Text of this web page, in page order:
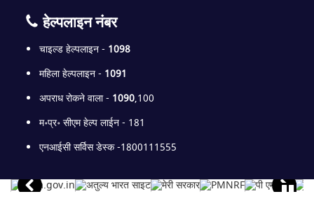
हेल्पलाइन नंबर
चाइल्ड हेल्पलाइन - 1098
महिला हेल्पलाइन - 1091
अपराध रोकने वाला - 1090,100
म॰प्र॰ सीएम हेल्प लाईन - 181
एनआईसी सर्विस डेस्क -1800111555